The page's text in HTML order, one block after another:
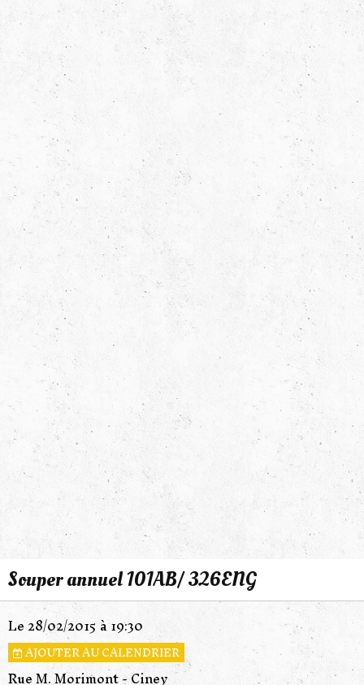
Souper annuel 101AB/ 326ENG
Le 28/02/2015à 19:30
AJOUTER AU CALENDRIER
Rue M. Morimont - Ciney